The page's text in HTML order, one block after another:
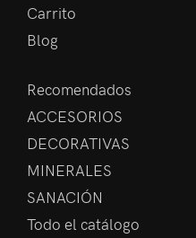
Carrito
Blog
Recomendados
ACCESORIOS
DECORATIVAS
MINERALES
SANACIÓN
Todo el catálogo